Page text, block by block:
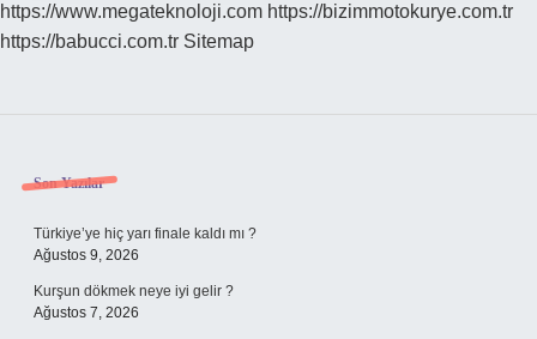
https://www.megateknoloji.com https://bizimmotokurye.com.tr
https://babucci.com.tr Sitemap
Sidebar
Son Yazılar
Türkiye’ye hiç yarı finale kaldı mı ?
Ağustos 9, 2026
Kurşun dökmek neye iyi gelir ?
Ağustos 7, 2026